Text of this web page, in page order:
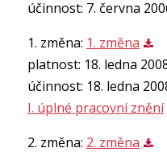
účinnost: 7. června
1. změna: 1. změna
platnost: 18. ledna
účinnost: 18. ledna
I. úplné pracovní znění
2. změna: 2. změna